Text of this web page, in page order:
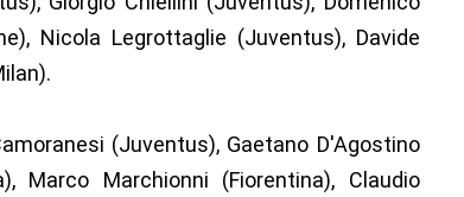
Nicola Legrottaglie (Juventus), Davide
(Juventus), Gaetano D'Agostino
Marco Marchionni (Fiorentina), Claudio